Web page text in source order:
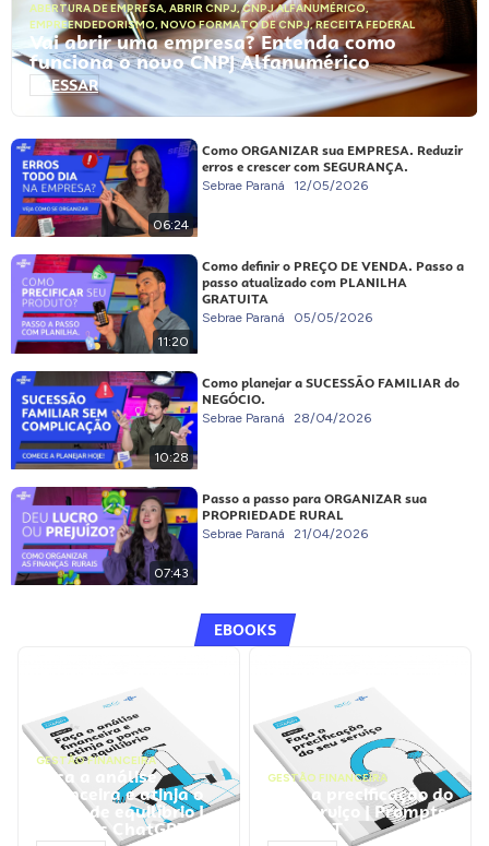
ABERTURA DE EMPRESA, ABRIR CNPJ,CNPJ ALFANUMÉRICO,
EMPREENDEDORISMO, NOVO FORMATO DE CNPJ,RECEITA FEDERAL
Vai abrir uma empresa? Entenda como
funciona o novo CNPJ Alfanumérico
ACESSAR
06:24
Como ORGANIZAR sua EMPRESA. Reduzir
erros e crescer com SEGURANÇA.
Sebrae Paraná 12/05/2026
11:20
Como definir o PREÇO DE VENDA. Passo a
passo atualizado com PLANILHA
GRATUITA
Sebrae Paraná 05/05/2026
10:28
Como planejar a SUCESSÃO FAMILIAR do
NEGÓCIO.
Sebrae Paraná 28/04/2026
07:43
Passo a passo para ORGANIZAR sua
PROPRIEDADE RURAL
Sebrae Paraná 21/04/2026
EBOOKS
GESTÃO FINANCEIRA
Faça a análise
financeira e atinja o
ponto de equilíbrio |
Prompts ChatGPT
GESTÃO FINANCEIRA
Faça a precificação do
seu serviço | Prompts
ChatGPT